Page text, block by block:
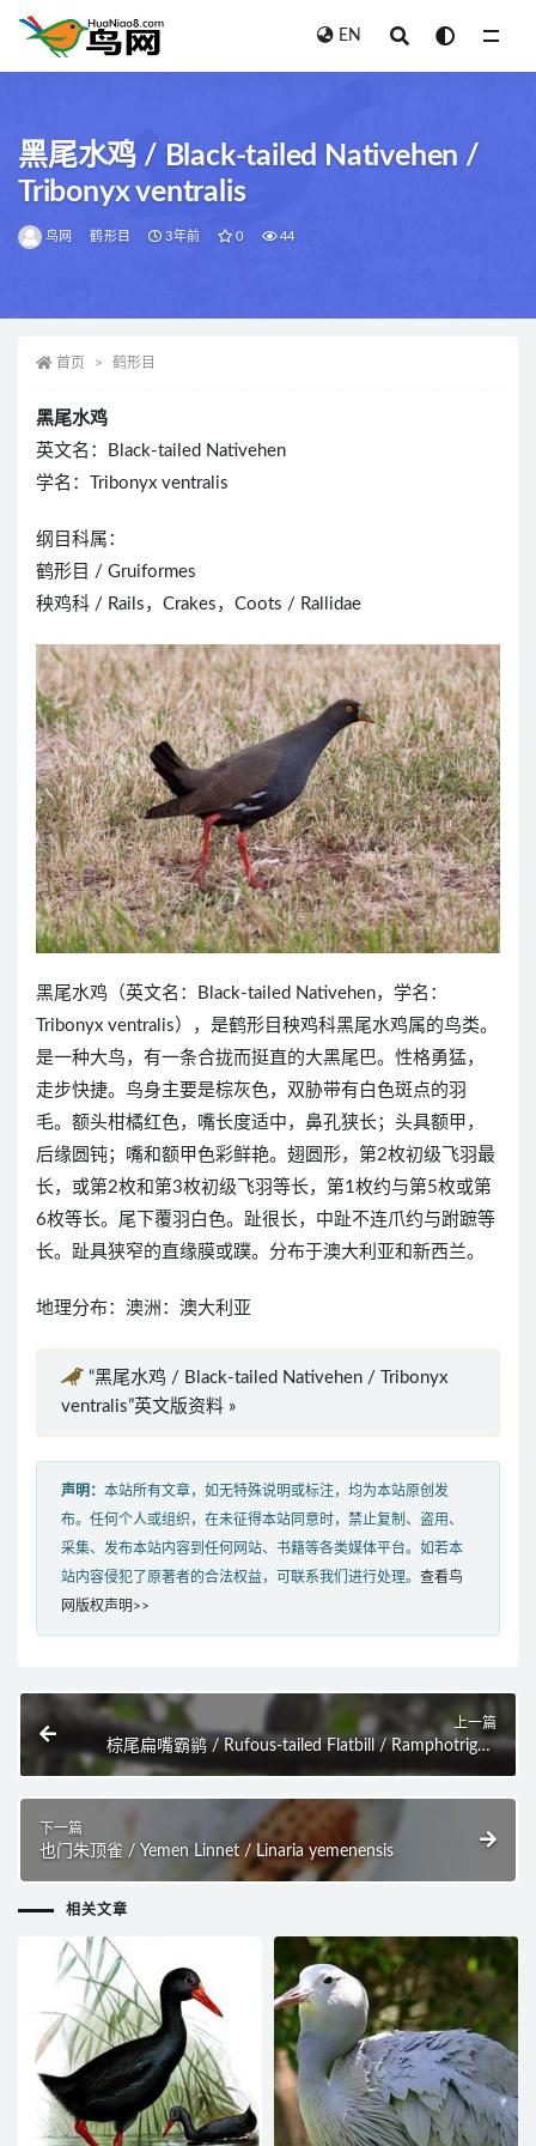
EN
黑尾水鸡 / Black-tailed Nativehen /
Tribonyx ventralis
鸟网 鹤形目 3年前 0 44
首页 鹤形目
黑尾水鸡
英文名：Black-tailed Nativehen
学名：Tribonyx ventralis
纲目科属：
鹤形目 / Gruiformes
秧鸡科 / Rails，Crakes，Coots / Rallidae
黑尾水鸡（英文名：Black-tailed Nativehen，学名：
Tribonyx ventralis），是鹤形目秧鸡科黑尾水鸡属的鸟类。
是一种大鸟，有一条合拢而挺直的大黑尾巴。性格勇猛，
走步快捷。鸟身主要是棕灰色，双胁带有白色斑点的羽
毛。额头柑橘红色，嘴长度适中，鼻孔狭长；头具额甲，
后缘圆钝；嘴和额甲色彩鲜艳。翅圆形，第2枚初级飞羽最
长，或第2枚和第3枚初级飞羽等长，第1枚约与第5枚或第
6枚等长。尾下覆羽白色。趾很长，中趾不连爪约与跗蹠等
长。趾具狭窄的直缘膜或蹼。分布于澳大利亚和新西兰。
地理分布：澳洲：澳大利亚
“黑尾水鸡 / Black-tailed Nativehen / Tribonyx
ventralis”英文版资料 »
声明： 本站所有文章，如无特殊说明或标注，均为本站原创发
布。任何个人或组织，在未征得本站同意时，禁止复制、盗用、
采集、发布本站内容到任何网站、书籍等各类媒体平台。如若本
站内容侵犯了原著者的合法权益，可联系我们进行处理。 查看鸟
网版权声明>>
上一篇
棕尾扁嘴霸鹟 / Rufous-tailed Flatbill / Ramphotrigon
ruficauda
下一篇
也门朱顶雀 / Yemen Linnet / Linaria yemenensis
相关文章